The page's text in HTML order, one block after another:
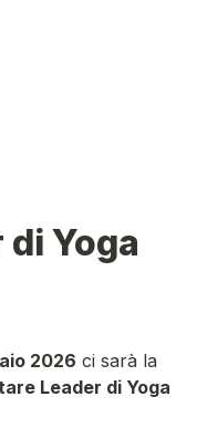
Yoga
2026 ci sarà la
Leader di Yoga